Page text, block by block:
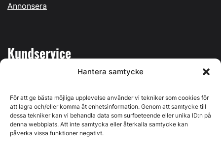
Hantera samtycke
För att ge bästa möjliga upplevelse använder vi tekniker som cookies för
att lagra och/eller komma åt enhetsinformation. Genom att samtycke till
dessa tekniker kan vi behandla data som surfbeteende eller unika ID:n på
denna webbplats. Att inte samtycka eller återkalla samtycke kan
påverka vissa funktioner negativt.
Annonsera
Kundservice
Kontakta oss